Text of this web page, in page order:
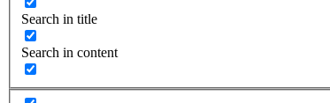
Search in title
Search in content